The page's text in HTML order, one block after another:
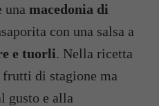
una macedonia di
con una salsa a
e tuorli. Nella ricetta
di stagione ma
gusto e alla